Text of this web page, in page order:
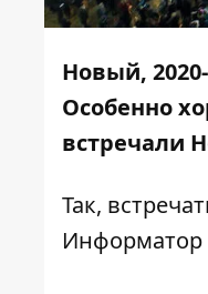
Новый,
Особенно
встречали
Так,
Информатор